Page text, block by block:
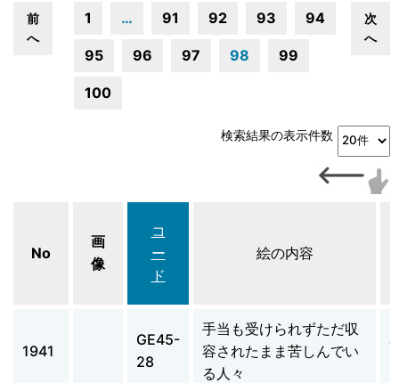
前
へ
1 … 91 92 93 94
95 96 97 98 99
100
次
へ
検索結果の表示件数
No
画
像
コ
ー
ド
絵の内容
1941
GE45-
28
手当も受けられずただ収
容されたまま苦しんでい
る人々